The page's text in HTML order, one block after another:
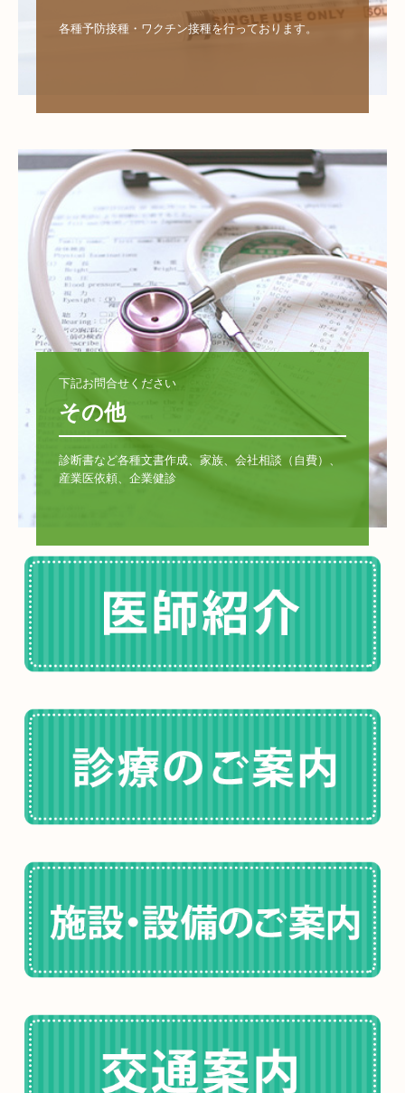
各種予防接種・ワクチン接種を行っております。
下記お問合せください
その他
診断書など各種文書作成、家族、会社相談（自費）、
産業医依頼、企業健診